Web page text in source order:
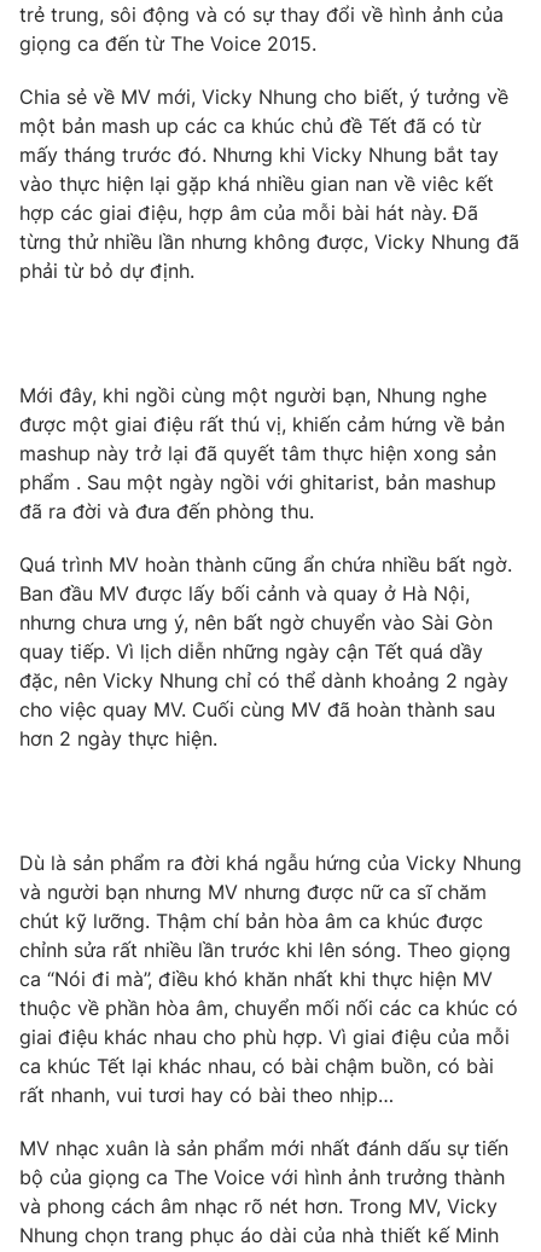
Thế giới đó đây
Câu chuyện quốc tế
Tài chính
Thị trường
Góc doanh nghiệp
Dữ liệu và đời sống
Truyền hình
Phim VTV
Hậu trường
Nhân vật
Giải trí
Điện ảnh
Đời sống
Chất lượng cuộc sống
Tuyển sinh
Học trực tuyến
Công nghệ
Hitech Công nghệ tương lai
Sản phẩm
Thị trường
Tư vấn
Giao lưu trực tuyến
Chuyên mục khác
Emagazine Podcast
Photo
VTV Money VTV Thể thao
VTV Sức khoẻ Bất động sản
Thị trường 24h Tấm lòng Việt
VTV4 Vươn mình bằng AI
VTV9 VTV8
Liên hệ tòa soạn English
trẻ trung, sôi động và có sự thay đổi về hình ảnh của
giọng ca đến từ The Voice 2015.
Chia sẻ về MV mới, Vicky Nhung cho biết, ý tưởng về
một bản mash up các ca khúc chủ đề Tết đã có từ
mấy tháng trước đó. Nhưng khi Vicky Nhung bắt tay
vào thực hiện lại gặp khá nhiều gian nan về viêc kết
hợp các giai điệu, hợp âm của mỗi bài hát này. Đã
từng thử nhiều lần nhưng không được, Vicky Nhung đã
phải từ bỏ dự định.
Mới đây, khi ngồi cùng một người bạn, Nhung nghe
được một giai điệu rất thú vị, khiến cảm hứng về bản
mashup này trở lại đã quyết tâm thực hiện xong sản
phẩm . Sau một ngày ngồi với ghitarist, bản mashup
đã ra đời và đưa đến phòng thu.
Quá trình MV hoàn thành cũng ẩn chứa nhiều bất ngờ.
Ban đầu MV được lấy bối cảnh và quay ở Hà Nội,
nhưng chưa ưng ý, nên bất ngờ chuyển vào Sài Gòn
quay tiếp. Vì lịch diễn những ngày cận Tết quá dầy
đặc, nên Vicky Nhung chỉ có thể dành khoảng 2 ngày
cho việc quay MV. Cuối cùng MV đã hoàn thành sau
hơn 2 ngày thực hiện.
Dù là sản phẩm ra đời khá ngẫu hứng của Vicky Nhung
và người bạn nhưng MV nhưng được nữ ca sĩ chăm
chút kỹ lưỡng. Thậm chí bản hòa âm ca khúc được
chỉnh sửa rất nhiều lần trước khi lên sóng. Theo giọng
ca “Nói đi mà”, điều khó khăn nhất khi thực hiện MV
thuộc về phần hòa âm, chuyển mối nối các ca khúc có
giai điệu khác nhau cho phù hợp. Vì giai điệu của mỗi
ca khúc Tết lại khác nhau, có bài chậm buồn, có bài
rất nhanh, vui tươi hay có bài theo nhịp…
MV nhạc xuân là sản phẩm mới nhất đánh dấu sự tiến
bộ của giọng ca The Voice với hình ảnh trưởng thành
và phong cách âm nhạc rõ nét hơn. Trong MV, Vicky
Nhung chọn trang phục áo dài của nhà thiết kế Minh